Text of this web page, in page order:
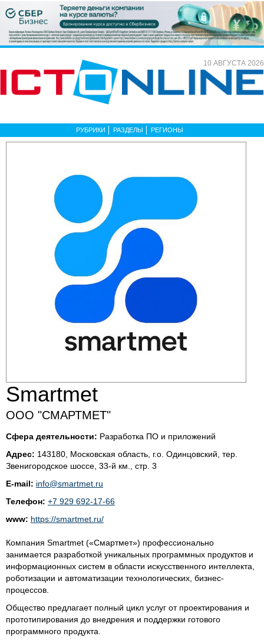
10 АВГУСТА 2026
РУБРИКИ РАЗДЕЛЫ РЕГИОНЫ
Smartmet
ООО "СМАРТМЕТ"
Сфера деятельности: Разработка ПО и приложений
Адрес: 143180, Московская область, г.о. Одинцовский, тер.
Звенигородское шоссе, 33-й км., стр. 3
E-mail: info@smartmet.ru
Телефон: +7 929 692-17-66
www: https://smartmet.ru/
Компания Smartmet («Смартмет») профессионально
занимается разработкой уникальных программных продуктов и
информационных систем в области искусственного интеллекта,
роботизации и автоматизации технологических, бизнес-
процессов.
Общество предлагает полный цикл услуг от проектирования и
прототипирования до внедрения и поддержки готового
программного продукта.